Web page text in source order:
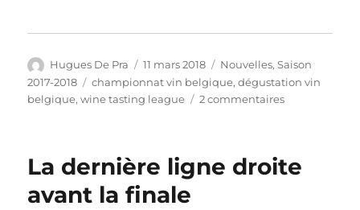
Auteur
Hugues De Pra
Publié
le
11 mars 2018 Catégories
Nouvelles,Saison
2017-2018
Étiquettes
championnat vin belgique,dégustation vin
belgique,wine tasting league 2 commentairessur
championnat
La dernière ligne droite
avant la finale